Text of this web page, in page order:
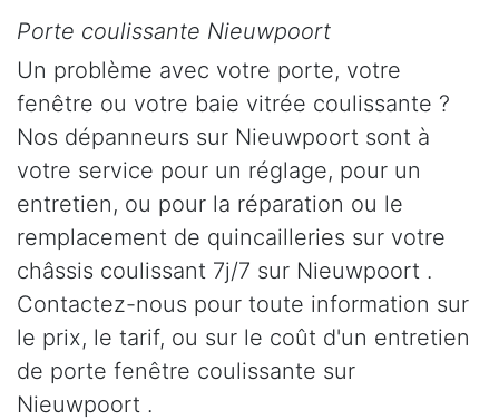
Porte coulissante Nieuwpoort
Un problème avec votre porte, votre
fenêtre ou votre baie vitrée coulissante ?
Nos dépanneurs sur Nieuwpoort sont à
votre service pour un réglage, pour un
entretien, ou pour la réparation ou le
remplacement de quincailleries sur votre
châssis coulissant 7j/7 sur Nieuwpoort .
Contactez-nous pour toute information sur
le prix, le tarif, ou sur le coût d'un entretien
de porte fenêtre coulissante sur
Nieuwpoort .